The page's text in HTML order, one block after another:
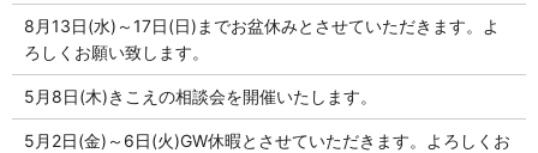
8月13日(水)～17日(日)までお盆休みとさせていただきます。よ
ろしくお願い致します。
5月8日(木)きこえの相談会を開催いたします。
5月2日(金)～6日(火)GW休暇とさせていただきます。よろしくお